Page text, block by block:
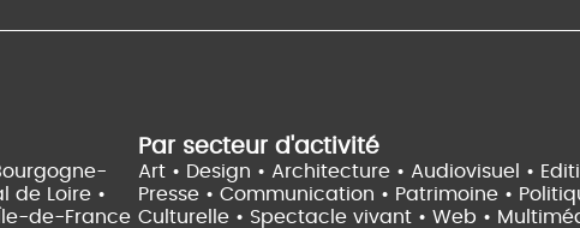
de Loire •
Île-de-France
Par secteur d'activité
Art • Design • Architecture • Audiovisuel •
Presse • Communication • Patrimoine •
Culturelle • Spectacle vivant • Web •